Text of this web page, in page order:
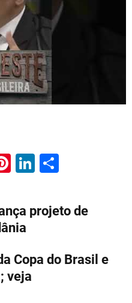
Pi
e
Li
e
n
ar
e
projeto de
Copa do Brasil e
veja